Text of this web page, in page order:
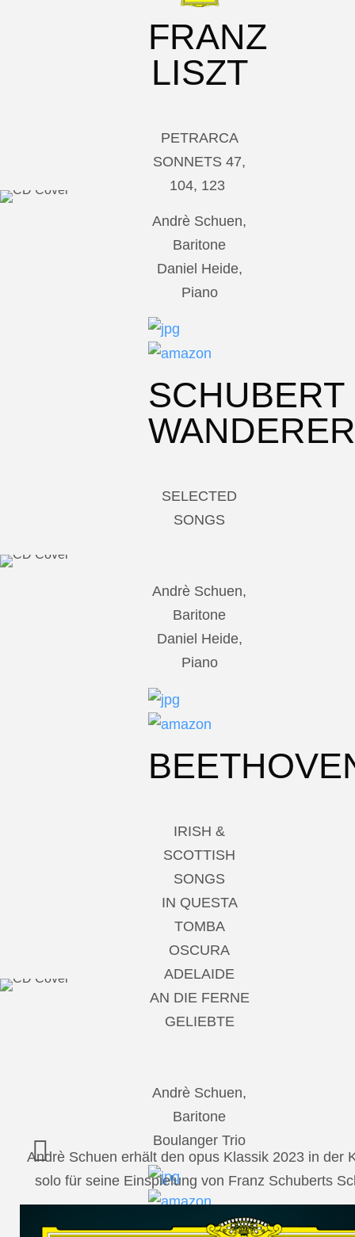
FRANZ
LISZT
PETRARCA
SONNETS 47,
104, 123
Andrè Schuen,
Baritone
Daniel Heide,
Piano
SCHUBERT
WANDERER
SELECTED
SONGS
Andrè Schuen,
Baritone
Daniel Heide,
Piano
IRISH &
SCOTTISH
SONGS
IN QUESTA
TOMBA
OSCURA
ADELAIDE
AN DIE FERNE
GELIEBTE
Andrè Schuen,
Baritone
Boulanger Trio
Andrè Schuen erhält den opus Klassik 2023 in der
solo für seine Einspielung von Franz Schuberts